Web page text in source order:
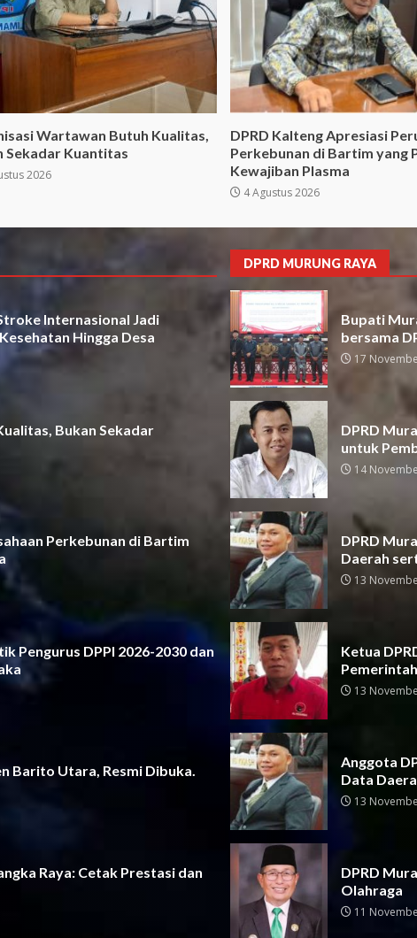
Wartawan Butuh Kualitas,
Sekadar Kuantitas
2026
DPRD Kalteng Apresiasi
Perkebunan di Bartim yang
Kewajiban Plasma
4 Agustus 2026
Internasional Jadi
Hingga Desa
Bukan Sekadar
Perkebunan di Bartim
Pengurus DPPI 2026-2030 dan
Barito Utara, Resmi Dibuka.
Raya: Cetak Prestasi dan
DPRD MURUNG RAYA
Bupati
bersama
17
DPRD
untuk
14
DPRD
Daerah
13
Ketua
13
Anggota
Data
13
DPRD
Olahraga
11